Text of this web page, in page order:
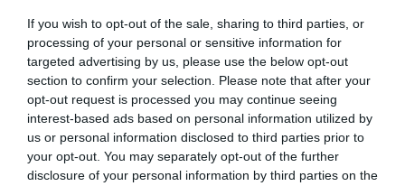
If you wish to opt-out of the sale, sharing to third parties, or
processing of your personal or sensitive information for
targeted advertising by us, please use the below opt-out
section to confirm your selection. Please note that after your
opt-out request is processed you may continue seeing
interest-based ads based on personal information utilized by
us or personal information disclosed to third parties prior to
your opt-out. You may separately opt-out of the further
disclosure of your personal information by third parties on the
a Közel-Keleten. Kuvait fővárosában már
május elején hőségriasztást adtak ki,
amikor a nappali hőmérséklet elérte a 38,
az éjszakai pedig a 27…